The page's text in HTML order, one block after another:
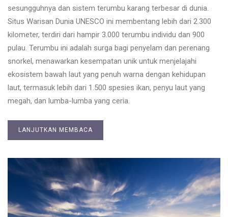
sesungguhnya dan sistem terumbu karang terbesar di dunia.
Situs Warisan Dunia UNESCO ini membentang lebih dari 2.300
kilometer, terdiri dari hampir 3.000 terumbu individu dan 900
pulau. Terumbu ini adalah surga bagi penyelam dan perenang
snorkel, menawarkan kesempatan unik untuk menjelajahi
ekosistem bawah laut yang penuh warna dengan kehidupan
laut, termasuk lebih dari 1.500 spesies ikan, penyu laut yang
megah, dan lumba-lumba yang ceria.
LANJUTKAN MEMBACA